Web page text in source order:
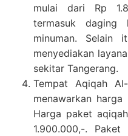
mulai dari Rp
termasuk daging
minuman. Selain
menyediakan
sekitar Tangerang.
Tempat Aqiqah
menawarkan
Harga paket
1.900.000,-.